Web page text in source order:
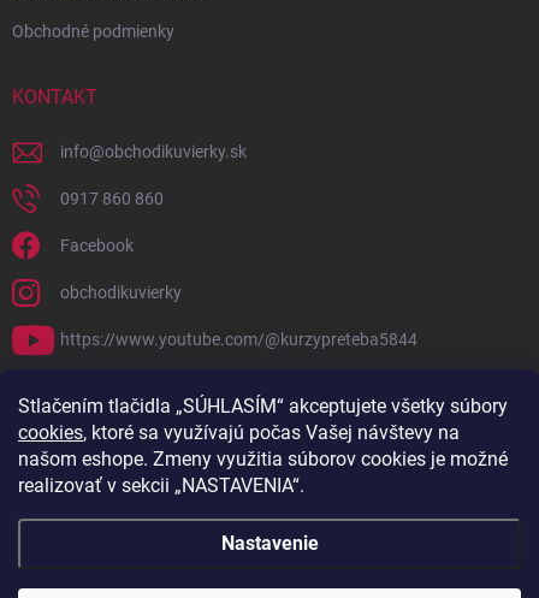
Stlačením tlačidla „SÚHLASÍM“ akceptujete všetky súbory
cookies, ktoré sa využívajú počas Vašej návštevy na
našom eshope. Zmeny využitia súborov cookies je možné
realizovať v sekcii „NASTAVENIA“.
Nastavenie
Obchodné podmienky
KONTAKT
info@obchodikuvierky.sk
0917 860 860
Facebook
obchodikuvierky
https://www.youtube.com/@kurzypreteba5844
PRIJÍMAME ONLINE PLATBY
Copyright 2026Obchodík u Vierky. Všetky práva vyhradené.